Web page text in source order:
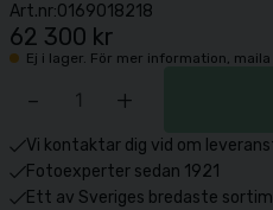
Art.nr:0169018218
62 300 kr
Ej i lager. För mer information,
- +
Vi kontaktar dig vid om
Fotoexperter sedan 1921
Ett av Sveriges bredaste